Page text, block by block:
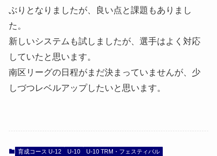
ぶりとなりましたが、良い点と課題もありまし
た。
新しいシステムも試しましたが、選手はよく対応
していたと思います。
南区リーグの日程がまだ決まっていませんが、少
しづつレベルアップしたいと思います。
育成コース U-12 U-10 U-10 TRM・フェスティバル